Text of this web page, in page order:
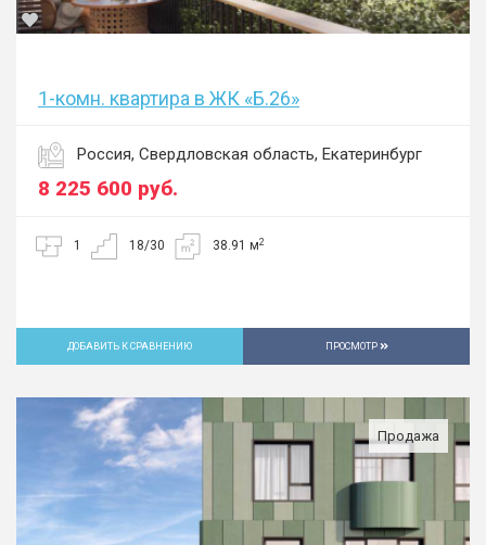
1-комн. квартира в ЖК «Б.26»
Россия, Свердловская область, Екатеринбург
8 225 600 руб.
1 18/30 38.91 м2
ДОБАВИТЬ К СРАВНЕНИЮ ПРОСМОТР
Продажа